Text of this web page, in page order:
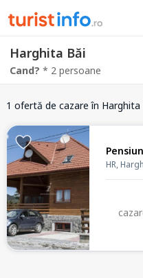
Harghita Băi
Cand? * 2 persoane
1 ofertă de cazareîn Harghita
HR,